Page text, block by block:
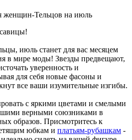
июль станет для вас месяцем
в мире моды! Звезды предвещают,
уверенность и
для себя новые фасоны и
все ваши изумительные изгибы.
с яркими цветами и смелыми
верными союзниками в
образов. Присмотритесь к
юбкам и платьям-рубашкам -